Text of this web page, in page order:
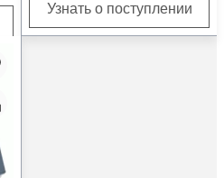
Узнать о поступлении